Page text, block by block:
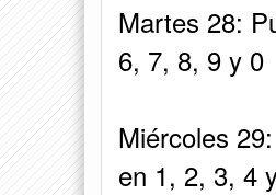
Martes 28:
6, 7, 8, 9 y 0
Miércoles
en 1, 2, 3, 4